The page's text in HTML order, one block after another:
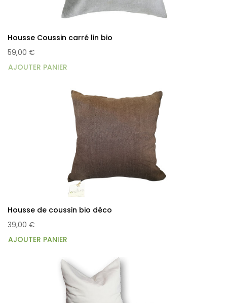
Housse Coussin carré lin bio
59,00 €
AJOUTER PANIER
Housse de coussin bio déco
39,00 €
AJOUTER PANIER